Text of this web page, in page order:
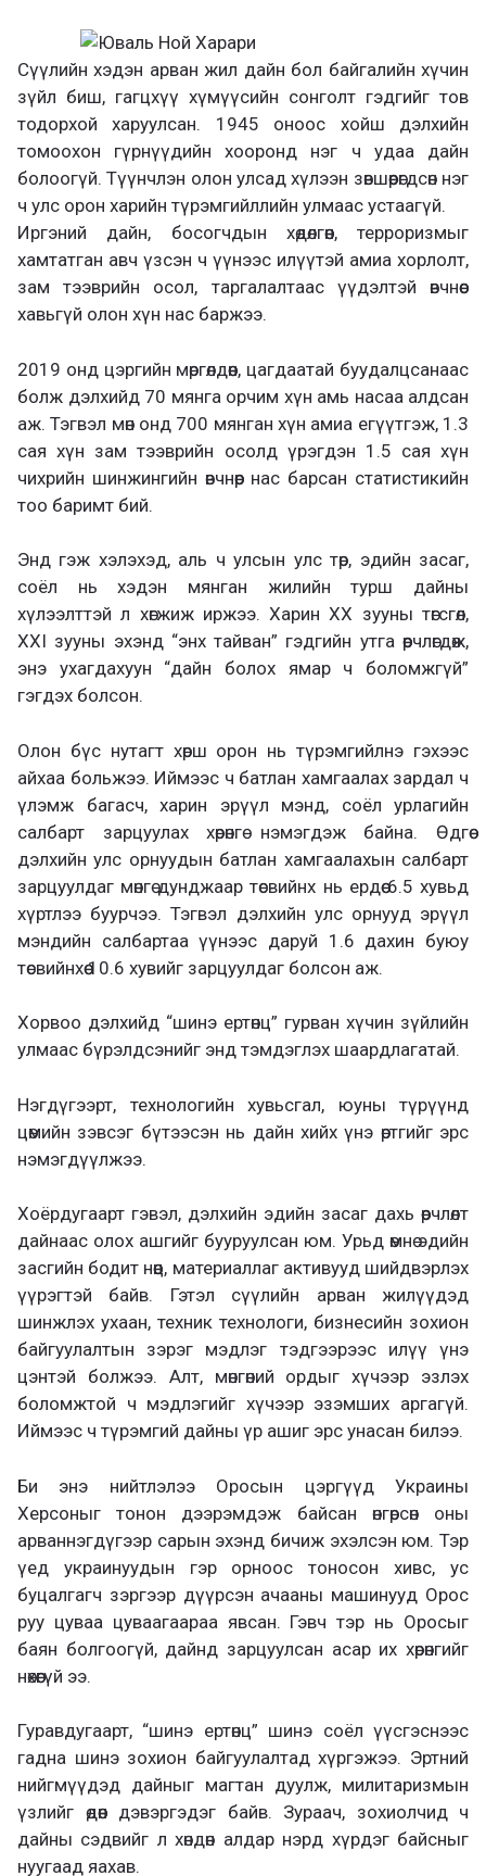
Сүүлийн хэдэн арван жил дайн бол байгалийн хүчин
зүйл биш, гагцхүү хүмүүсийн сонголт гэдгийг тов
тодорхой харуулсан. 1945 оноос хойш дэлхийн
томоохон гүрнүүдийн хооронд нэг ч удаа дайн
болоогүй. Түүнчлэн олон улсад хүлээн зөвшөөрөгдсөн нэг
ч улс орон харийн түрэмгийллийн улмаас устаагүй.
Иргэний дайн, босогчдын хөдөлгөөн, терроризмыг
хамтатган авч үзсэн ч үүнээс илүүтэй амиа хорлолт,
зам тээврийн осол, таргалалтаас үүдэлтэй өвчнөөс
хавьгүй олон хүн нас баржээ.
2019 онд цэргийн мөргөлдөөн, цагдаатай буудалцсанаас
болж дэлхийд 70 мянга орчим хүн амь насаа алдсан
аж. Тэгвэл мөн онд 700 мянган хүн амиа егүүтгэж, 1.3
сая хүн зам тээврийн осолд үрэгдэн 1.5 сая хүн
чихрийн шинжингийн өвчнөөр нас барсан статистикийн
тоо баримт бий.
Энд гэж хэлэхэд, аль ч улсын улс төр, эдийн засаг,
соёл нь хэдэн мянган жилийн турш дайны
хүлээлттэй л хөгжиж иржээ. Харин ХХ зууны төгсгөл,
ХХІ зууны эхэнд “энх тайван” гэдгийн утга өөрчлөгдөж,
энэ ухагдахуун “дайн болох ямар ч боломжгүй”
гэгдэх болсон.
Олон бүс нутагт хөрш орон нь түрэмгийлнэ гэхээс
айхаа больжээ. Иймээс ч батлан хамгаалах зардал ч
үлэмж багасч, харин эрүүл мэнд, соёл урлагийн
салбарт зарцуулах хөрөнгө нэмэгдэж байна. Өдгөө
дэлхийн улс орнуудын батлан хамгаалахын салбарт
зарцуулдаг мөнгө дунджаар төсвийнх нь ердөө 6.5 хувьд
хүртлээ буурчээ. Тэгвэл дэлхийн улс орнууд эрүүл
мэндийн салбартаа үүнээс даруй 1.6 дахин буюу
төсвийнхөө 10.6 хувийг зарцуулдаг болсон аж.
Хорвоо дэлхийд “шинэ ертөнц” гурван хүчин зүйлийн
улмаас бүрэлдсэнийг энд тэмдэглэх шаардлагатай.
Нэгдүгээрт, технологийн хувьсгал, юуны түрүүнд
цөмийн зэвсэг бүтээсэн нь дайн хийх үнэ өртгийг эрс
нэмэгдүүлжээ.
Хоёрдугаарт гэвэл, дэлхийн эдийн засаг дахь өөрчлөлт
дайнаас олох ашгийг бууруулсан юм. Урьд өмнө эдийн
засгийн бодит нөөц, материаллаг активууд шийдвэрлэх
үүрэгтэй байв. Гэтэл сүүлийн арван жилүүдэд
шинжлэх ухаан, техник технологи, бизнесийн зохион
байгуулалтын зэрэг мэдлэг тэдгээрээс илүү үнэ
цэнтэй болжээ. Алт, мөнгөний ордыг хүчээр эзлэх
боломжтой ч мэдлэгийг хүчээр эзэмших аргагүй.
Иймээс ч түрэмгий дайны үр ашиг эрс унасан билээ.
Би энэ нийтлэлээ Оросын цэргүүд Украины
Херсоныг тонон дээрэмдэж байсан өнгөрсөн оны
арваннэгдүгээр сарын эхэнд бичиж эхэлсэн юм. Тэр
үед украинуудын гэр орноос тоносон хивс, ус
буцалгагч зэргээр дүүрсэн ачааны машинууд Орос
руу цуваа цуваагаараа явсан. Гэвч тэр нь Оросыг
баян болгоогүй, дайнд зарцуулсан асар их хөрөнгийг
нөхөөгүй ээ.
Гуравдугаарт, “шинэ ертөнц” шинэ соёл үүсгэснээс
гадна шинэ зохион байгуулалтад хүргэжээ. Эртний
нийгмүүдэд дайныг магтан дуулж, милитаризмын
үзлийг өдөөн дэвэргэдэг байв. Зураач, зохиолчид ч
дайны сэдвийг л хөндөн алдар нэрд хүрдэг байсныг
нуугаад яахав.